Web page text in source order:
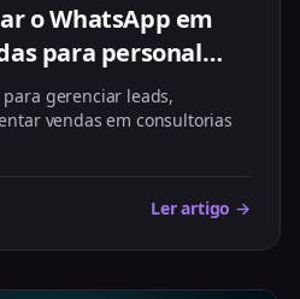
o WhatsApp em
para personal
gerenciar leads,
vendas em consultorias
Ler artigo →